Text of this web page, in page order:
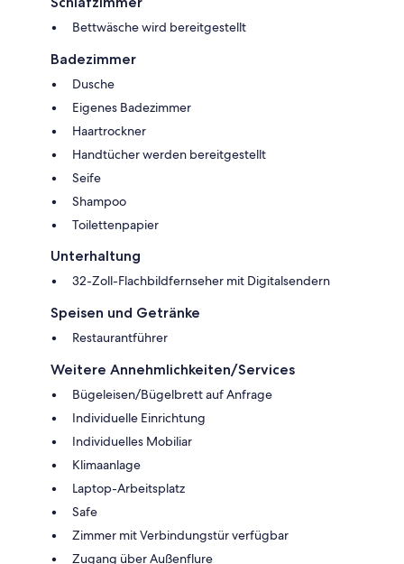
Bettwäsche wird bereitgestellt
Badezimmer
Dusche
Eigenes Badezimmer
Haartrockner
Handtücher werden bereitgestellt
Seife
Shampoo
Toilettenpapier
Unterhaltung
32-Zoll-Flachbildfernseher mit Digitalsendern
Speisen und Getränke
Restaurantführer
Weitere Annehmlichkeiten/Services
Bügeleisen/Bügelbrett auf Anfrage
Individuelle Einrichtung
Individuelles Mobiliar
Klimaanlage
Laptop-Arbeitsplatz
Safe
Zimmer mit Verbindungstür verfügbar
Zugang über Außenflure